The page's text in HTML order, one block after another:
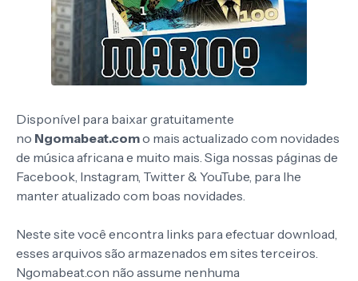
Disponível para baixar gratuitamente
no Ngomabeat.como mais actualizado com novidades
de música africana e muito mais. Siga nossas páginas de
Facebook, Instagram, Twitter & YouTube, para lhe
manter atualizado com boas novidades.
Neste site você encontra links para efectuar download,
esses arquivos são armazenados em sites terceiros.
Ngomabeat.con não assume nenhuma